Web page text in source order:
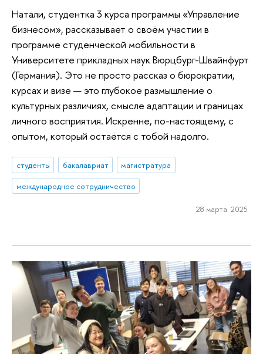
Натали, студентка 3 курса программы «Управление
бизнесом», рассказывает о своём участии в
программе студенческой мобильности в
Университете прикладных наук Вюрцбург-Швайнфурт
(Германия). Это не просто рассказ о бюрократии,
курсах и визе — это глубокое размышление о
культурных различиях, смысле адаптации и границах
личного восприятия. Искренне, по-настоящему, с
опытом, который остаётся с тобой надолго.
студенты бакалавриат
магистратура
международное сотрудничество
28 марта 2025